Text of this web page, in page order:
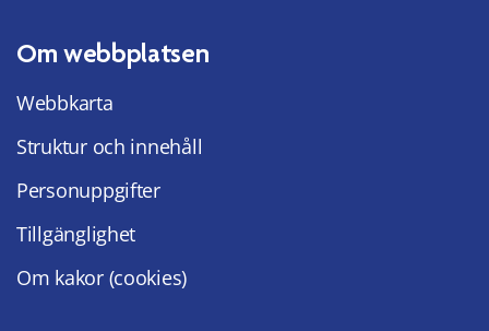
Om webbplatsen
Webbkarta
Struktur och innehåll
Personuppgifter
Tillgänglighet
Om kakor (cookies)